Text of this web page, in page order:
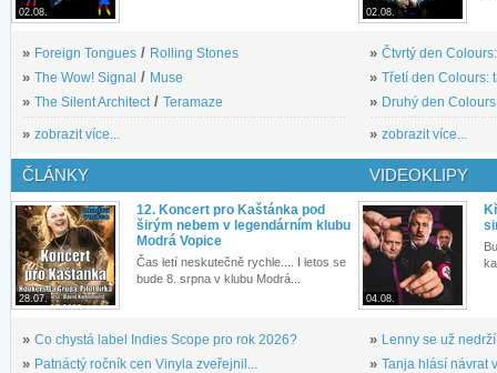
02.08.
» Foreign Tongues / Rolling Stones
» The Wow! Signal / Muse
» The Silent Architect/ Teramaze
» zobrazit více...
02.08.
» Čtvrtý den
» Třetí den Colours:
» Druhý den
» zobrazit více...
ČLÁNKY
28.07.
12. Koncert pro Kaštánka pod
širým nebem v legendárním klubu
Modrá Vopice
Čas letí neskutečně rychle.... I letos se
bude 8. srpna v klubu Modrá...
» Co chystá label Indies Scope pro rok 2026?
» Patnáctý ročník cen Vinyla zveřejnil...
VIDEOKLIPY
04.08.
» Lenny se už
» Tanja hlásí návrat